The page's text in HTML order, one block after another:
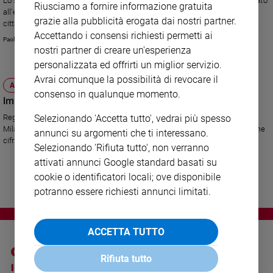
Ambiente
e
Volontariato
Aziende
di
valore
Caso
settimana
Migranti
Diversità
Costume
Cultura
e
spettacoli
all'evangelista: «Una macchina da conversione perfetta, destinata al
cittadino romano come a noi contemporanei. Cristo prima viene dipinto
come un eroe potente e carismatico, poi come il Crocifisso. E a quel punto
ci viene chiesto di credere». Il testo è una traccia dello spettacolo che
l'autore porterà in scena al festival di Spoleto il 28 giugno e alla Milanesiana
Paolo Perazzolo
ATTUALITÀ
Imperfezione, regina dei nostri tempi
Registi, scrittori, artisti, musicisti, scienziati scandagliano per "La
Milanesiana" un tema di stringente attualità: l'imperfezione e l'errore come
cifra dell'uomo e della società.
I SITI SAN PAOLO NOTE LEGALI
Riusciamo a fornire informazione gratuita
grazie alla pubblicità erogata dai nostri partner.
Accettando i consensi richiesti permetti ai
nostri partner di creare un'esperienza
personalizzata ed offrirti un miglior servizio.
Avrai comunque la possibilità di revocare il
consenso in qualunque momento.
Selezionando 'Accetta tutto', vedrai più spesso
annunci su argomenti che ti interessano.
Selezionando 'Rifiuta tutto', non verranno
attivati annunci Google standard basati su
cookie o identificatori locali; ove disponibile
potranno essere richiesti annunci limitati.
ACCETTA TUTTO
Rifiuta tutto